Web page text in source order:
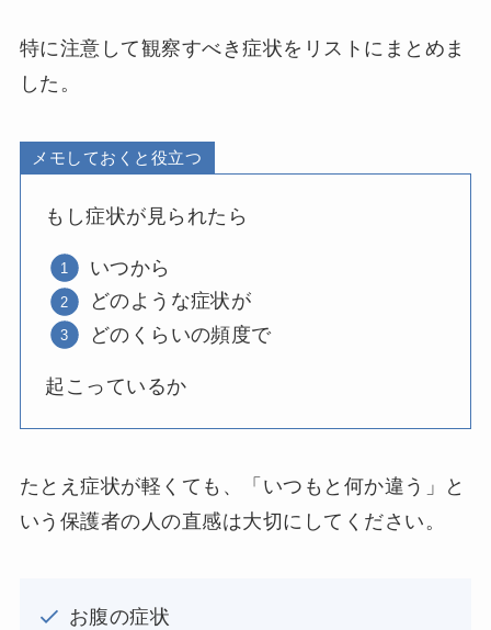
特に注意して観察すべき症状をリストにまとめま
した。
メモしておくと役立つ
もし症状が見られたら
いつから
どのような症状が
どのくらいの頻度で
起こっているか
たとえ症状が軽くても、「いつもと何か違う」と
いう保護者の人の直感は大切にしてください。
お腹の症状